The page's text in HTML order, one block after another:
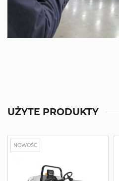
UŻYTE PRODUKTY
NOWOŚĆ